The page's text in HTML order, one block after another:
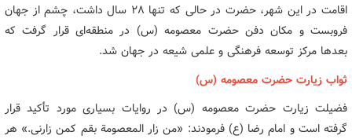
اقامت در این شهر، حضرت در حالی که تنها ۲۸ سال داشت، چشم از جهان
فروبست و مکان دفن حضرت معصومه (س) در منطقه‌ای قرار گرفت که
بعدها مرکز توسعه فرهنگی و علمی شیعه در جهان شد.
ثواب زیارت حضرت معصومه (س)
فضیلت زیارت حضرت معصومه (س) در روایات بسیاری مورد تأکید قرار
گرفته است و امام رضا (ع) فرمودند: «من زار المعصومة بقم کمن زارنی.» هر